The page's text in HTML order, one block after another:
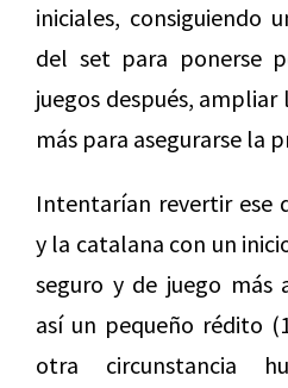
iniciales, consiguiendo
del set para ponerse
juegos después,
más para asegurarse la
Intentarían revertir ese
y la catalana con un
seguro y de juego más
así un pequeño rédito
otra circunstancia